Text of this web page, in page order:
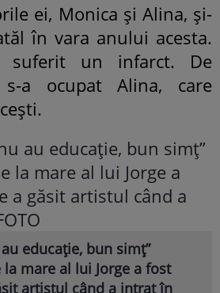
ei, Monica și Alina, și-
în vara anului acesta.
suferit un infarct. De
s-a ocupat Alina, care
educație, bun simț”
mare al lui Jorge a fost
artistul când a intrat în